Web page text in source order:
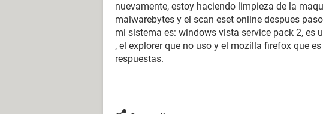
nuevamente, estoy haciendo limpieza de la
malwarebytes y el scan eset online despues
mi sistema es: windows vista service pack 2, es
, el explorer que no uso y el mozilla firefox que
respuestas.